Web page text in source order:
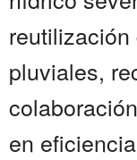
pluviales,
en